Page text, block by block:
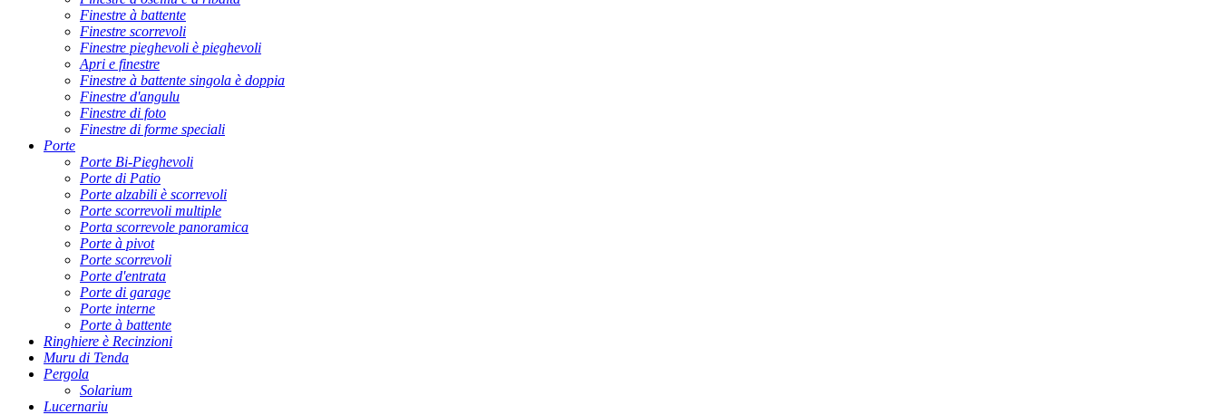
Finestre à battente
Finestre scorrevoli
Finestre pieghevoli è pieghevoli
Apri e finestre
Finestre à battente singola è doppia
Finestre d'angulu
Finestre di foto
Finestre di forme speciali
Porte
Porte Bi-Pieghevoli
Porte di Patio
Porte alzabili è scorrevoli
Porte scorrevoli multiple
Porta scorrevole panoramica
Porte à pivot
Porte scorrevoli
Porte d'entrata
Porte di garage
Porte interne
Porte à battente
Ringhiere è Recinzioni
Muru di Tenda
Pergola
Solarium
Lucernariu